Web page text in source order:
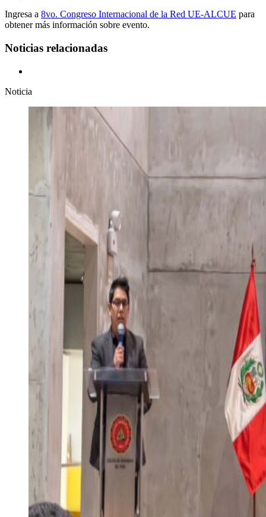
Ingresa a 8vo. Congreso Internacional de la Red UE-ALCUE para
obtener más información sobre evento.
Noticias relacionadas
Noticia